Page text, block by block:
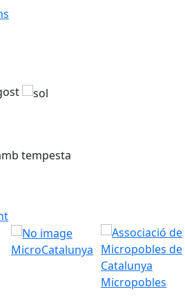
MicroCatalunya
Micropobles